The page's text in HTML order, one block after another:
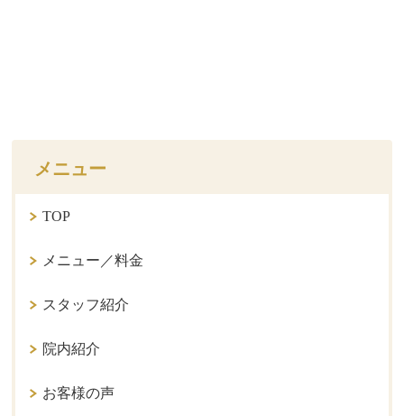
メニュー
TOP
メニュー／料金
スタッフ紹介
院内紹介
お客様の声